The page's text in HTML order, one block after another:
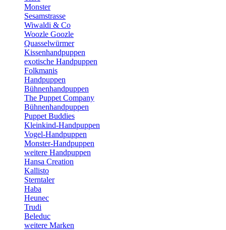
Monster
Sesamstrasse
Wiwaldi & Co
Woozle Goozle
Quasselwürmer
Kissenhandpuppen
exotische Handpuppen
Folkmanis
Handpuppen
Bühnenhandpuppen
The Puppet Company
Bühnenhandpuppen
Puppet Buddies
Kleinkind-Handpuppen
Vogel-Handpuppen
Monster-Handpuppen
weitere Handpuppen
Hansa Creation
Kallisto
Sterntaler
Haba
Heunec
Trudi
Beleduc
weitere Marken